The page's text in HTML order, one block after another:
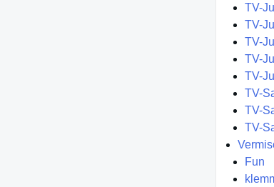
TV-
TV-
TV-
TV-
TV-
TV-
TV-
TV-
Fun